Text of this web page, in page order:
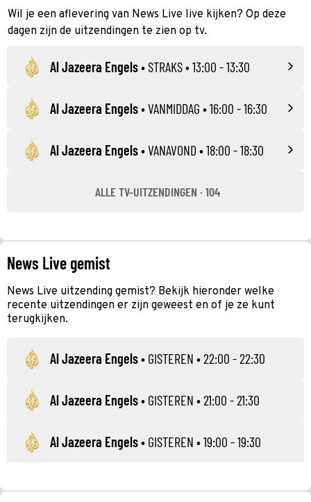
Wil je een aflevering van News Live live kijken? Op deze
dagen zijn de uitzendingen te zien op tv.
Al Jazeera Engels•STRAKS• 13:00 - 13:30
Al Jazeera Engels•VANMIDDAG • 16:00 - 16:30
Al Jazeera Engels•VANAVOND • 18:00 - 18:30
ALLE TV-UITZENDINGEN · 104
News Live gemist
News Live uitzending gemist? Bekijk hieronder welke
recente uitzendingen er zijn geweest en of je ze kunt
terugkijken.
Al Jazeera Engels• GISTEREN • 22:00 - 22:30
Al Jazeera Engels• GISTEREN • 21:00 - 21:30
Al Jazeera Engels• GISTEREN • 19:00 - 19:30